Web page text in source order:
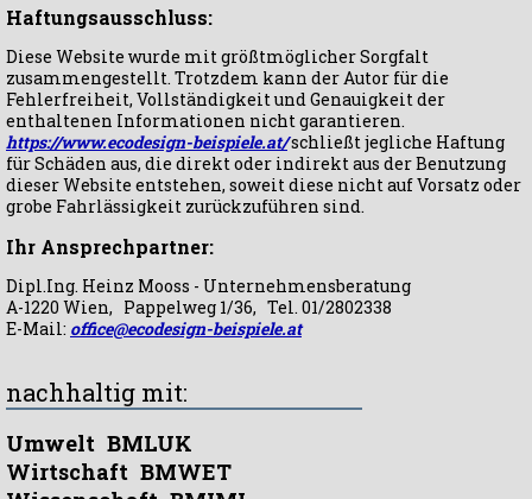
Haftungsausschluss:
Diese Website wurde mit größtmöglicher Sorgfalt
zusammengestellt. Trotzdem kann der Autor für die
Fehlerfreiheit, Vollständigkeit und Genauigkeit der
enthaltenen Informationen nicht garantieren.
https://www.ecodesign-beispiele.at/schließt jegliche Haftung
für Schäden aus, die direkt oder indirekt aus der Benutzung
dieser Website entstehen, soweit diese nicht auf Vorsatz oder
grobe Fahrlässigkeit zurückzuführen sind.
Ihr Ansprechpartner:
Dipl.Ing. Heinz Mooss - Unternehmensberatung
A-1220 Wien, Pappelweg 1/36, Tel. 01/2802338
E-Mail: office@ecodesign-beispiele.at
nachhaltig mit:
Umwelt BMLUK
Wirtschaft BMWET